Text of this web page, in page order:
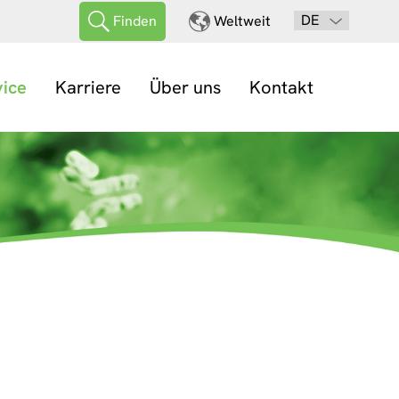
Finden Weltweit DE
Karriere Über uns Kontakt